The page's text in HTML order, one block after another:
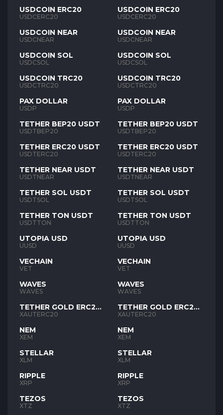
USDCOIN ERC20
USDCERC20
USDCOIN NEAR
USDCNEAR
USDCOIN SOL
USDCSOL
USDCOIN TRC20
USDCTRC20
PAX DOLLAR
USDP
TETHER BEP20 USDT
USDTBEP20
TETHER ERC20 USDT
USDTERC20
TETHER NEAR USDT
USDTNEAR
TETHER SOL USDT
USDTSOL
TETHER TON USDT
USDTTON
UTOPIA USD
UUSD
VECHAIN
VET
WAVES
WAVES
TETHER GOLD ERC20
XAUT
XAUTERC20
NEM
XEM
STELLAR
XLM
RIPPLE
XRP
TEZOS
XTZ
USDCOIN ERC20
USDCERC20
USDCOIN NEAR
USDCNEAR
USDCOIN SOL
USDCSOL
USDCOIN TRC20
USDCTRC20
PAX DOLLAR
USDP
TETHER BEP20 USDT
USDTBEP20
TETHER ERC20 USDT
USDTERC20
TETHER NEAR USDT
USDTNEAR
TETHER SOL USDT
USDTSOL
TETHER TON USDT
USDTTON
UTOPIA USD
UUSD
VECHAIN
VET
WAVES
WAVES
TETHER GOLD ERC20
XAUT
XAUTERC20
NEM
XEM
STELLAR
XLM
RIPPLE
XRP
TEZOS
XTZ